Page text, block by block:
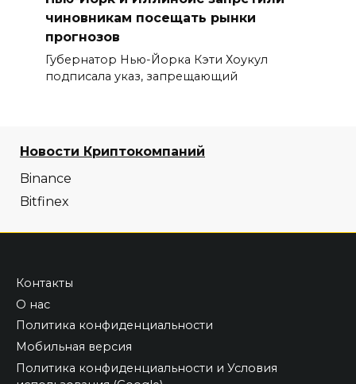
чиновникам посещать рынки
прогнозов
Губернатор Нью-Йорка Кэти Хоукул
подписала указ, запрещающий
Новости Криптокомпаний
Binance
Bitfinex
Контакты
О нас
Политика конфиденциальности
Мобильная версия
Политика конфиденциальности и Условия